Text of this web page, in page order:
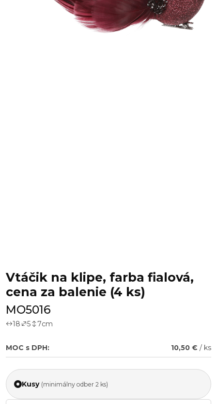
Vtáčik na klipe, farba fialová,
cena za balenie (4 ks)
MO5016
18 5 7cm
MOC s DPH: 10,50 € / ks
Kusy (minimálny odber 2 ks)